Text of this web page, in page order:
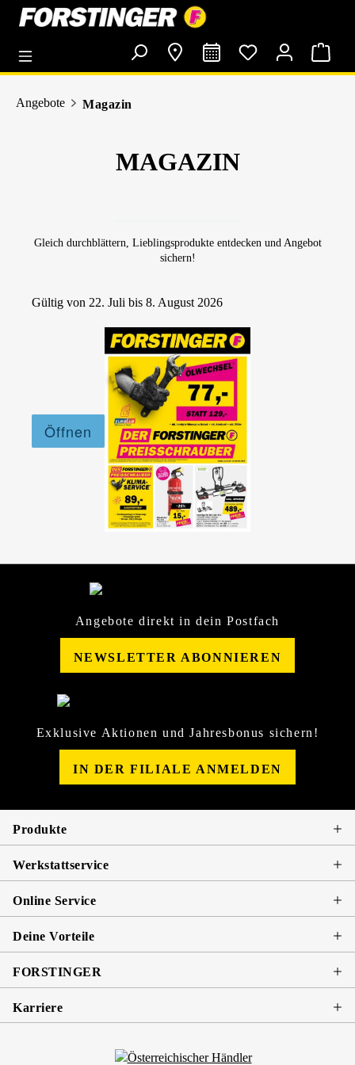
springen
Angebote Magazin
MAGAZIN
Gleich durchblättern, Lieblingsprodukte entdecken und Angebot
sichern!
Gültig von 22. Juli bis 8. August 2026
Angebote direkt in dein Postfach
NEWSLETTER ABONNIEREN
Exklusive Aktionen und Jahresbonus sichern!
IN DER FILIALE ANMELDEN
Produkte
Werkstattservice
Online Service
Deine Vorteile
FORSTINGER
Karriere